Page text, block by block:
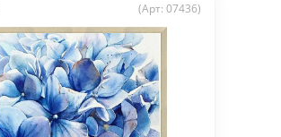
(Арт: 07436)